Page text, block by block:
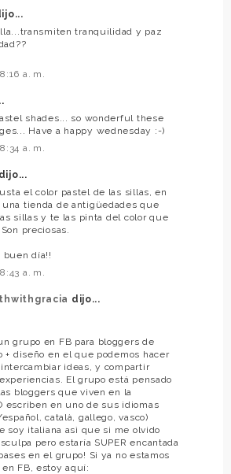
tranquilidad y paz
a. m.
shades... so wonderful these
Have a happy wednesday :-)
a. m.
dijo...
el color pastel de las sillas, en
una tienda de antigüedades que
sillas y te las pinta del color que
preciosas.
buen día!!
a. m.
dijo...
grupo en FB para bloggers de
+ diseño en el que podemos hacer
ideas, y compartir
El grupo está pensado
bloggers que viven en la
escriben en uno de sus idiomas
català, gallego, vasco)
soy italiana asì que si me olvido
pero estaría SUPER encantada
en el grupo! Si ya no estamos
FB, estoy aquí: